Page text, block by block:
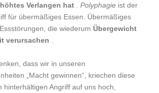
Verlangen hat . Polyphagie ist der
für übermäßiges Essen. Übermäßiges
die wiederum Übergewicht
verursachen .
dass wir in unseren
„Macht gewinnen“, kriechen diese
hinterhältigen Angriff auf uns hoch,